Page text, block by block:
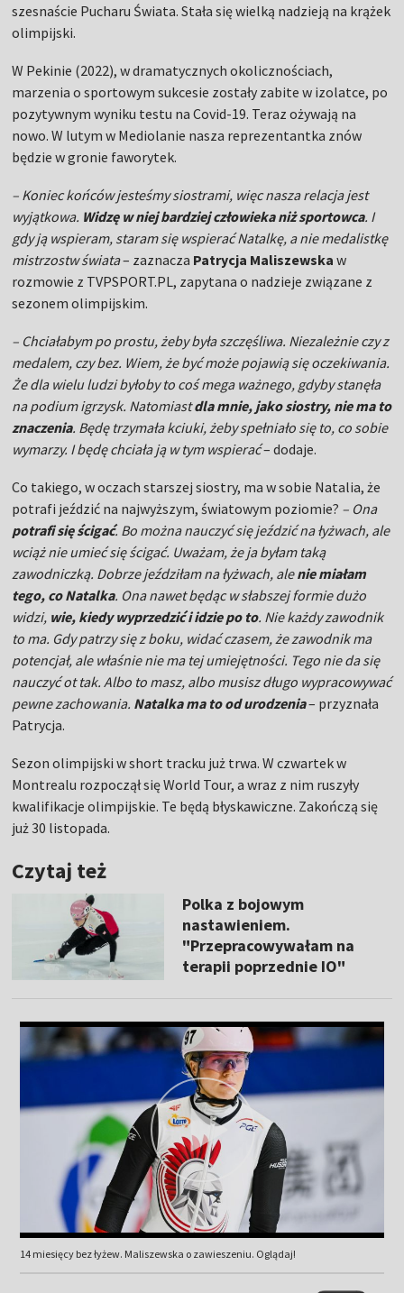
szesnaście Pucharu Świata. Stała się wielką nadzieją na krążek
olimpijski.
W Pekinie (2022), w dramatycznych okolicznościach,
marzenia o sportowym sukcesie zostały zabite w izolatce, po
pozytywnym wyniku testu na Covid-19. Teraz ożywają na
nowo. W lutym w Mediolanie nasza reprezentantka znów
będzie w gronie faworytek.
– Koniec końców jesteśmy siostrami, więc nasza relacja jest
wyjątkowa. Widzę w niej bardziej człowieka niż sportowca. I
gdy ją wspieram, staram się wspierać Natalkę, a nie medalistkę
mistrzostw świata– zaznacza Patrycja Maliszewska w
rozmowie z TVPSPORT.PL, zapytana o nadzieje związane z
sezonem olimpijskim.
– Chciałabym po prostu, żeby była szczęśliwa. Niezależnie czy z
medalem, czy bez. Wiem, że być może pojawią się oczekiwania.
Że dla wielu ludzi byłoby to coś mega ważnego, gdyby stanęła
na podium igrzysk. Natomiastdla mnie, jako siostry, nie ma to
znaczenia. Będę trzymała kciuki, żeby spełniało się to, co sobie
wymarzy. I będę chciała ją w tym wspierać– dodaje.
Co takiego, w oczach starszej siostry, ma w sobie Natalia, że
potrafi jeździć na najwyższym, światowym poziomie? – Ona
potrafi się ścigać. Bo można nauczyć się jeździć na łyżwach, ale
wciąż nie umieć się ścigać. Uważam, że ja byłam taką
zawodniczką. Dobrze jeździłam na łyżwach, alenie miałam
tego, co Natalka. Ona nawet będąc w słabszej formie dużo
widzi, wie, kiedy wyprzedzić i idzie po to. Nie każdy zawodnik
to ma. Gdy patrzy się z boku, widać czasem, że zawodnik ma
potencjał, ale właśnie nie ma tej umiejętności. Tego nie da się
nauczyć ot tak. Albo to masz, albo musisz długo wypracowywać
pewne zachowania. Natalka ma to od urodzenia– przyznała
Patrycja.
Sezon olimpijski w short tracku już trwa. W czwartek w
Montrealu rozpoczął się World Tour, a wraz z nim ruszyły
kwalifikacje olimpijskie. Te będą błyskawiczne. Zakończą się
już 30 listopada.
Czytaj też
Polka z bojowym
nastawieniem.
"Przepracowywałam na
terapii poprzednie IO"
14 miesięcy bez łyżew. Maliszewska o zawieszeniu. Oglądaj!